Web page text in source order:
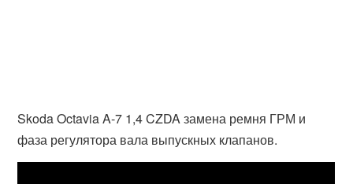
Skoda Octavia A-7 1,4 CZDA замена ремня ГРМ и
фаза регулятора вала выпускных клапанов.